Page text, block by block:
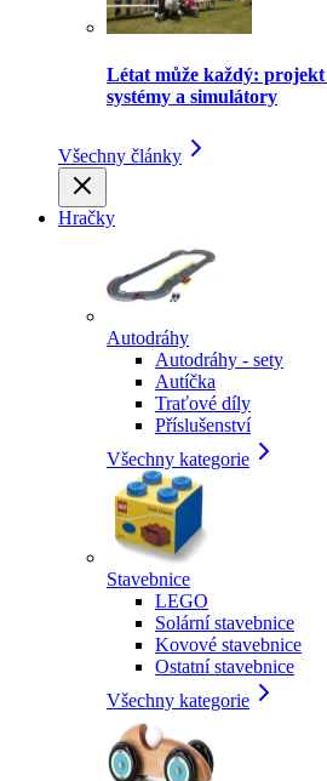
Létat může každý:
systémy a simulátory
Všechny články
Hračky
Autodráhy
Autodráhy - sety
Autíčka
Traťové díly
Příslušenství
Všechny kategorie
Stavebnice
LEGO
Solární stavebnice
Kovové stavebnice
Ostatní stavebnice
Všechny kategorie